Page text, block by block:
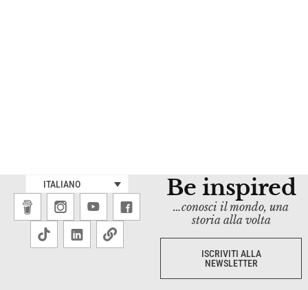
ITALIANO Be inspired
…conosci il mondo, una
storia alla volta
ISCRIVITI ALLA
NEWSLETTER